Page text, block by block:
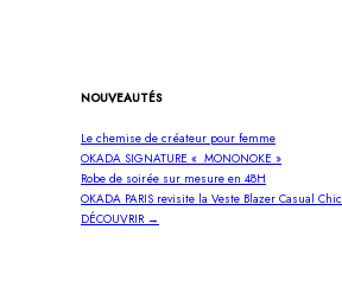
NOUVEAUTÉS
Le chemise de créateur pour femme
OKADA SIGNATURE « MONONOKE »
Robe de soirée sur mesure en 48H
OKADA PARIS revisite la Veste Blazer Casual Chic
DÉCOUVRIR →